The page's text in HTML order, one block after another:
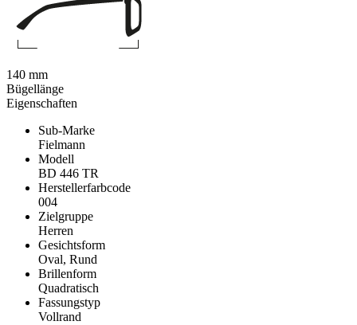
Eigenschaften
Sub-Marke
Fielmann
Modell
BD 446 TR
Herstellerfarbcode
004
Zielgruppe
Herren
Gesichtsform
Oval, Rund
Brillenform
Quadratisch
Fassungstyp
Vollrand
140 mm
Bügellänge